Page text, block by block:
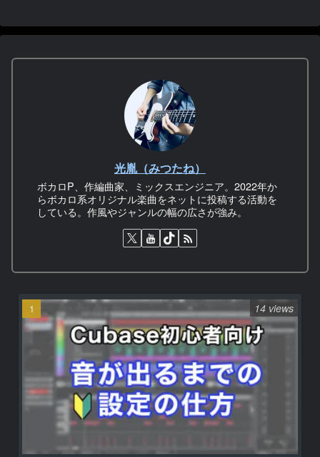
光胤（みつたね）
ボカロP、作編曲家、ミックスエンジニア。2022年か
らボカロ系オリジナル楽曲をネットに投稿する活動を
している。作風やジャンルの幅の広さが強み。
14 views